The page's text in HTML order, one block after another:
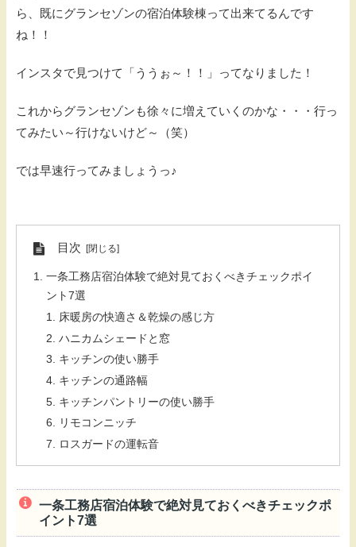
ら、既にグランセゾンの宿泊体験棟って出来てるんです
ね！！
インスタで見つけて「ううぉ～！！」ってなりました！
これからグランセゾンも徐々に増えていくのかな・・・行っ
てみたい～行けないけど～（笑）
では早速行ってみましょうっ♪
目次
一条工務店宿泊体験で絶対見ておくべきチェックポイ
ント7選
床暖房の快適さ＆乾燥の感じ方
ハニカムシェードと窓
キッチンの使い勝手
キッチンの通路幅
キッチンパントリーの使い勝手
リモコンニッチ
ロスガードの運転音
一条工務店宿泊体験で絶対見ておくべきチェックポ
イント7選